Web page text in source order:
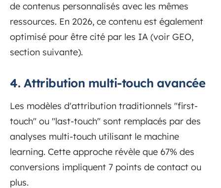
de contenus personnalisés avec les mêmes
ressources. En 2026, ce contenu est également
optimisé pour être cité par les IA (voir GEO,
section suivante).
4. Attribution multi-touch avancée
Les modèles d'attribution traditionnels "first-
touch" ou "last-touch" sont remplacés par des
analyses multi-touch utilisant le machine
learning. Cette approche révèle que 67% des
conversions impliquent 7 points de contact ou
plus.